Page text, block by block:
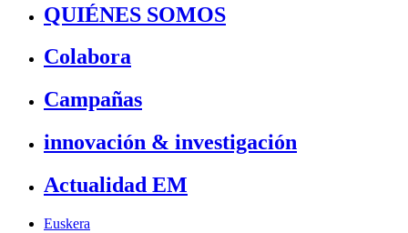
QUIÉNES SOMOS
Colabora
Campañas
innovación & investigación
Actualidad EM
Euskera